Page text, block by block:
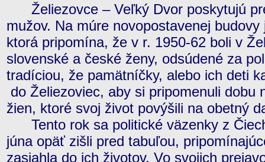
Želiezovce – Veľký Dvor poskytujú
mužov. Na múre novopostavenej
ktorá pripomína, že v r. 1950-62 boli v
slovenské a české ženy, odsúdené za
tradíciou, že pamätníčky, alebo ich deti
do Želiezoviec, aby si pripomenuli dobu
žien, ktoré svoj život povýšili na obetný
Tento rok sa politické väzenky z
júna opäť zišli pred tabuľou,
zasiahla do ich životov. Vo svojich